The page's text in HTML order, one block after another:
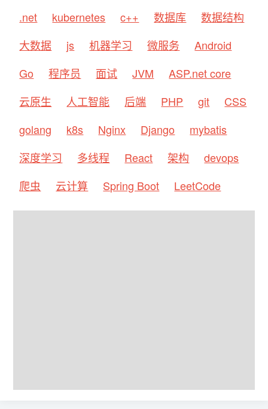
.net
kubernetes c++ 数据库
数据结构
大数据
js 机器学习 微服务
Android
Go
程序员 面试 JVM
ASP.net core
云原生
人工智能 后端 PHP git
CSS
golang
k8s Nginx Django
mybatis
深度学习
多线程 React 架构
devops
爬虫
云计算 Spring Boot LeetCode